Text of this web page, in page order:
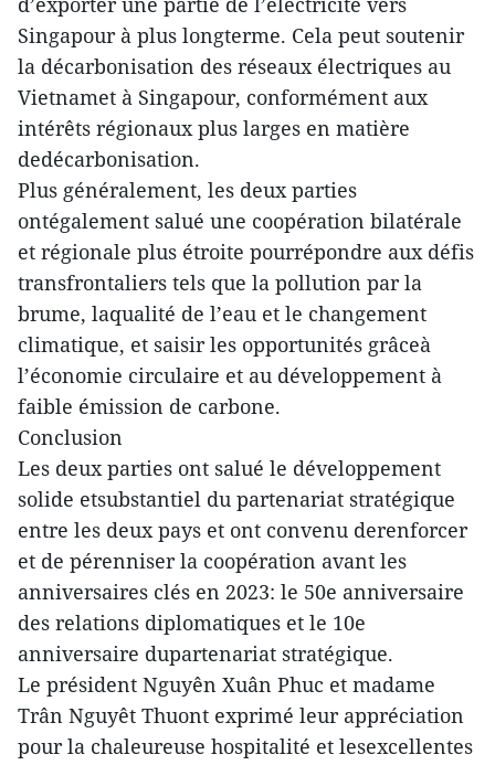
Singapour à plus longterme. Cela peut soutenir
la décarbonisation des réseaux électriques au
Vietnamet à Singapour, conformément aux
intérêts régionaux plus larges en matière
dedécarbonisation.
Plus généralement, les deux parties
ontégalement salué une coopération bilatérale
et régionale plus étroite pourrépondre aux défis
transfrontaliers tels que la pollution par la
brume, laqualité de l’eau et le changement
climatique, et saisir les opportunités grâceà
l’économie circulaire et au développement à
faible émission de carbone.
Conclusion
Les deux parties ont salué le développement
solide etsubstantiel du partenariat stratégique
entre les deux pays et ont convenu derenforcer
et de pérenniser la coopération avant les
anniversaires clés en 2023: le 50e anniversaire
des relations diplomatiques et le 10e
anniversaire dupartenariat stratégique.
Le président Nguyên Xuân Phuc et madame
Trân Nguyêt Thuont exprimé leur appréciation
pour la chaleureuse hospitalité et lesexcellentes